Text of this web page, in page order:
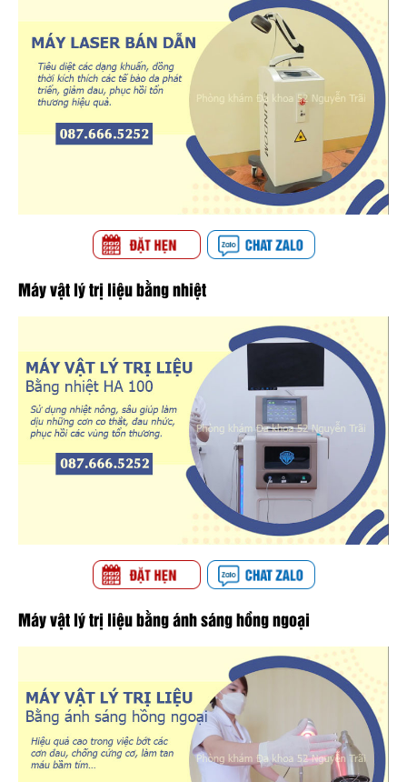
Máy vật lý trị liệu bằng nhiệt
Máy vật lý trị liệu bằng ánh sáng hồng ngoại